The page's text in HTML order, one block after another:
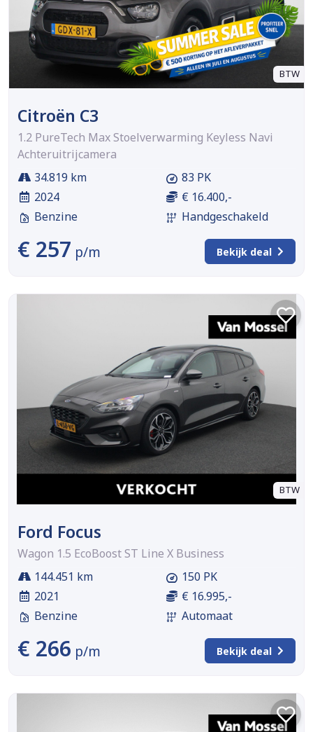
BTW
Citroën C3
1.2 PureTech Max Stoelverwarming Keyless Navi
Achteruitrijcamera
34.819 km
2024
Benzine
83 PK
€ 16.400,-
Handgeschakeld
€ 257 p/m Bekijk deal
BTW
Ford Focus
Wagon 1.5 EcoBoost ST Line X Business
144.451 km
2021
Benzine
150 PK
€ 16.995,-
Automaat
€ 266 p/m Bekijk deal